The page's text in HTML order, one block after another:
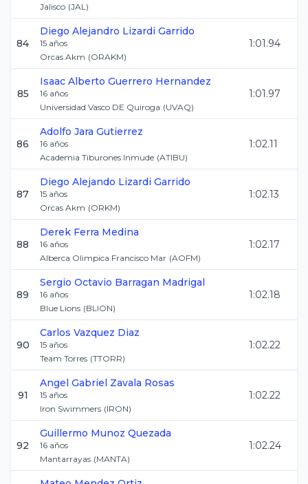
Jalisco (JAL)
84
Diego Alejandro Lizardi Garrido
15 años
Orcas Akm (ORAKM)
1:01.94
85
Isaac Alberto Guerrero Hernandez
16 años
Universidad Vasco DE Quiroga (UVAQ)
1:01.97
86
Adolfo Jara Gutierrez
16 años
Academia Tiburones Inmude (ATIBU)
1:02.11
87
Diego Alejando Lizardi Garrido
15 años
Orcas Akm (ORKM)
1:02.13
88
Derek Ferra Medina
16 años
Alberca Olimpica Francisco Mar (AOFM)
1:02.17
89
Sergio Octavio Barragan Madrigal
16 años
Blue Lions (BLION)
1:02.18
90
Carlos Vazquez Diaz
15 años
Team Torres (TTORR)
1:02.22
91
Angel Gabriel Zavala Rosas
15 años
Iron Swimmers (IRON)
1:02.22
92
Guillermo Munoz Quezada
16 años
Mantarrayas (MANTA)
1:02.24